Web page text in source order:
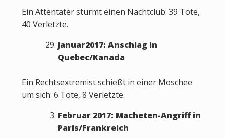
Ein Attentäter stürmt einen Nachtclub: 39 Tote,
40 Verletzte.
Januar2017: Anschlag in
Quebec/Kanada
Ein Rechtsextremist schießt in einer Moschee
um sich: 6 Tote, 8 Verletzte.
Februar 2017: Macheten-Angriff in
Paris/Frankreich